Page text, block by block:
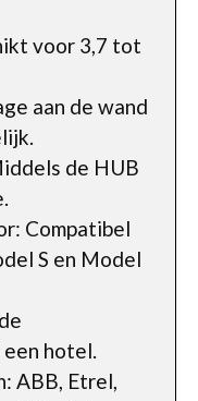
voor 3,7 tot
aan de wand
de HUB
Compatibel
S en Model
hotel.
ABB, Etrel,